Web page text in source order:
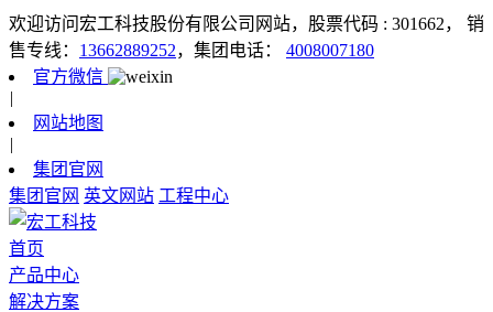
欢迎访问宏工科技股份有限公司网站，股票代码 : 301662，
销
售专线： 13662889252，集团电话： 4008007180
官方微信
|
网站地图
|
集团官网
集团官网 英文网站 工程中心
首页
产品中心
解决方案